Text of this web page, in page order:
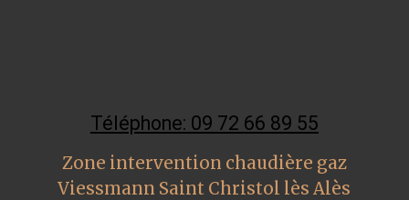
Téléphone: 09 72 66 89 55
Zone intervention chaudière gaz
Viessmann Saint Christol lès Alès